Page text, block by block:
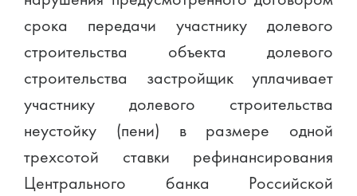
срока передачи участнику долевого
строительства объекта долевого
строительства застройщик уплачивает
участнику долевого строительства
неустойку (пени) в размере одной
трехсотой ставки рефинансирования
Центрального банка Российской